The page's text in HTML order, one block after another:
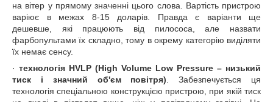
на вітер у прямому значенні цього слова. Вартість пристрою
варіює в межах 8-15 доларів. Правда є варіанти ще
дешевше, які працюють від пилососа, але назвати
фарбопультами їх складно, тому в окрему категорію виділяти
їх немає сенсу.
· технологія HVLP (High Volume Low Pressure – низький
тиск і значний об'єм повітря) . Забезпечується ця
технологія спеціальною конструкцією пристрою, при якій тиск